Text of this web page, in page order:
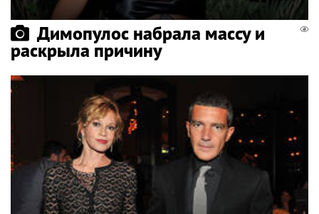
Димопулос набрала массу и
раскрыла причину